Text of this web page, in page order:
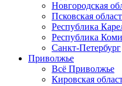
Новгородская
Псковская
Республика
Республика Коми
Санкт-Петербург
Приволжье
Всё Приволжье
Кировская